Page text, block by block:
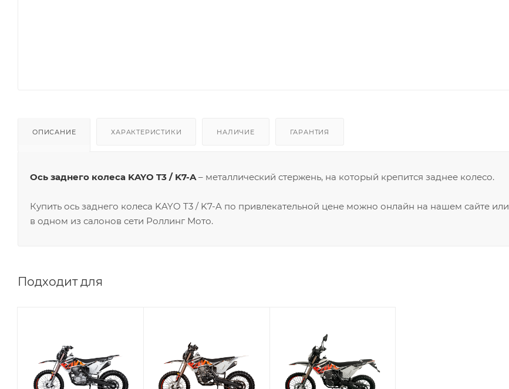
ОПИСАНИЕ ХАРАКТЕРИСТИКИ НАЛИЧИЕ ГАРАНТИЯ
Ось заднего колеса KAYO T3 / K7-A – металлический стержень, на который крепится заднее колесо.
Купить ось заднего колеса KAYO T3 / K7-A по привлекательной цене можно онлайн на нашем сайте или
в одном из салонов сети Роллинг Мото.
Подходит для